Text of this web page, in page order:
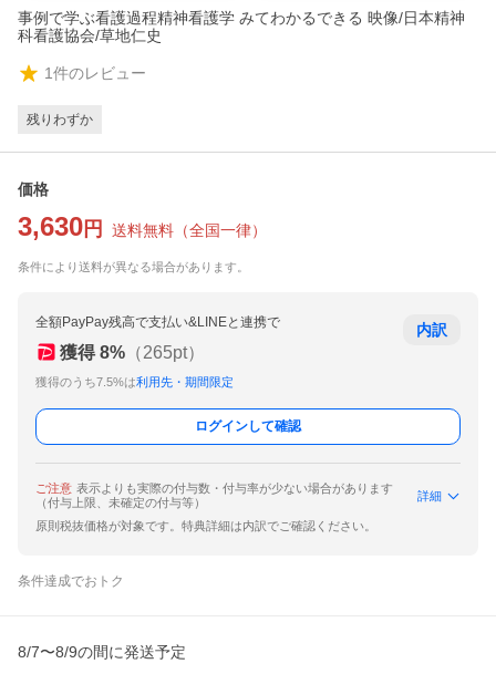
事例で学ぶ看護過程精神看護学 みてわかるできる 映像/日本精神
科看護協会/草地仁史
1件のレビュー
残りわずか
価格
3,630 円 送料無料 （全国一律）
条件により送料が異なる場合があります。
全額PayPay残高で支払い&LINEと連携で
獲得 8% （265pt）
獲得のうち7.5%は利用先・期間限定
内訳
ログインして確認
ご注意 表示よりも実際の付与数・付与率が少ない場合があります
（付与上限、未確定の付与等）
詳細
原則税抜価格が対象です。特典詳細は内訳でご確認ください。
条件達成でおトク
8/7〜8/9の間に発送予定